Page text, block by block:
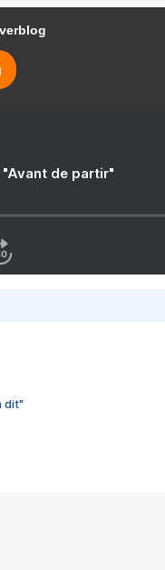
"Avant de partir"
dit"